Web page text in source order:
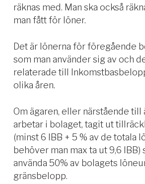
räknas med. Man ska också
man fått för löner.
Det är lönerna för föregående
som man använder sig av och
relaterade till
olika åren.
Om ägaren, eller närstående till
arbetar i bolaget, tagit ut
(minst 6 IBB + 5 % av de totala
behöver man max ta ut 9,6 IBB)
använda 50% av bolagets
gränsbelopp.